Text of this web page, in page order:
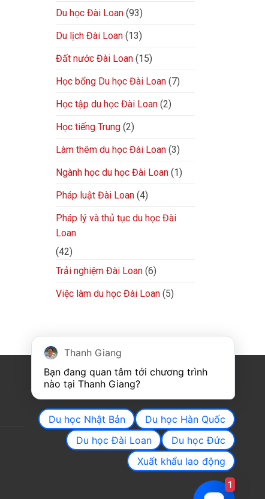
Du học Đài Loan(93)
Du lịch Đài Loan(13)
Đất nước Đài Loan(15)
Học bổng Du học Đài Loan(7)
Học tập du học Đài Loan(2)
Học tiếng Trung(2)
Làm thêm du học Đài Loan(3)
Ngành học du học Đài Loan(1)
Pháp luật Đài Loan(4)
Pháp lý và thủ tục du học Đài
Loan
(42)
Trải nghiệm Đài Loan(6)
Việc làm du học Đài Loan(5)
FACEBOOK
Thanh Giang
Bạn đang quan tâm tới chương trình
nào tại Thanh Giang?
Du học Nhật Bản
Du học Hàn Quốc
Du học Đài Loan
Du học Đức
Xuất khẩu lao động
1